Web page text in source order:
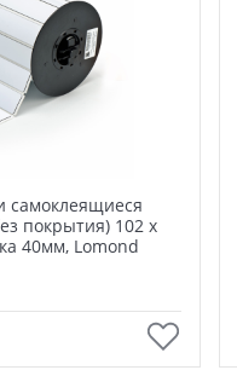
самоклеящиеся
покрытия) 102 х
40мм, Lomond